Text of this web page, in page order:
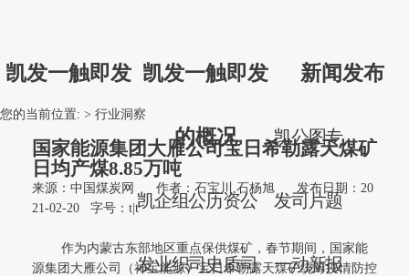
凯发一触即发 凯发一触即发
的概况
凯
发
企
业
组
织
公
司
历
史
资
质
公
司
新闻发布
凯
发
一
公
司
动
图
片
新
专
题
报
您的当前位置: > 行业洞察
国家能源集团大雁公司宝日希勒露天煤矿
日均产煤8.85万吨
来源：中国煤炭网 作者：石宝川,石杨旭
发布日期：20
21-02-20
字号： t t
作为内蒙古东部地区重点保供煤矿，春节期间，国家能
源集团大雁公司（神宝能源）宝日希勒露天煤矿统筹疫情防控